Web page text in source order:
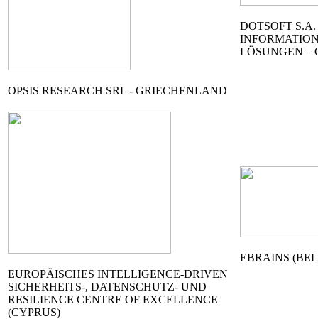
OPSIS RESEARCH SRL - GRIECHENLAND
DOTSOFT
LÖSUNGEN –
EUROPÄISCHES INTELLIGENCE-DRIVEN
SICHERHEITS-, DATENSCHUTZ- UND
RESILIENCE CENTRE OF EXCELLENCE
(CYPRUS)
EBRAINS